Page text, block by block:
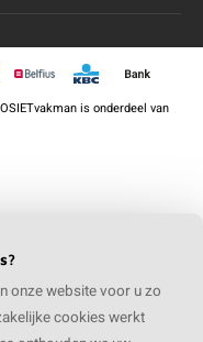
is onderdeel van
onze website voor u zo
cookies werkt